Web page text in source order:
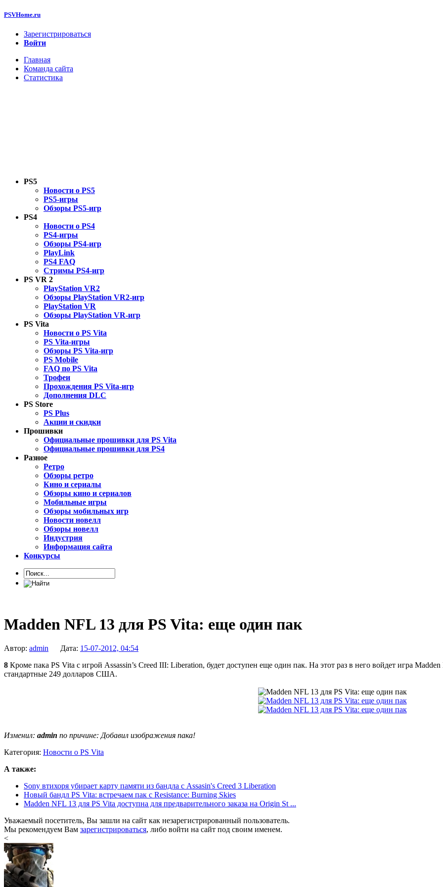
PSVHome.ru
Зарегистрироваться
Войти
Главная
Команда сайта
Статистика
PS5
Новости о PS5
PS5-игры
Обзоры PS5-игр
PS4
Новости о PS4
PS4-игры
Обзоры PS4-игр
PlayLink
PS4 FAQ
Стримы PS4-игр
PS VR 2
PlayStation VR2
Обзоры PlayStation VR2-игр
PlayStation VR
Обзоры PlayStation VR-игр
PS Vita
Новости о PS Vita
PS Vita-игры
Обзоры PS Vita-игр
PS Mobile
FAQ по PS Vita
Трофеи
Прохождения PS Vita-игр
Дополнения DLC
PS Store
PS Plus
Акции и скидки
Прошивки
Официальные прошивки для PS Vita
Официальные прошивки для PS4
Разное
Ретро
Обзоры ретро
Кино и сериалы
Обзоры кино и сериалов
Мобильные игры
Обзоры мобильных игр
Новости новелл
Обзоры новелл
Индустрия
Информация сайта
Конкурсы
Madden NFL 13 для PS Vita: еще один пак
Автор: admin Дата: 15-07-2012, 04:54
8 Кроме пака PS Vita с игрой Assassin’s Creed III: Liberation, будет доступен еще один пак. На этот раз в него войдет игра
стандартные 249 долларов США.
Изменил: admin по причине: Добавил изображения пака!
Категория: Новости о PS Vita
А также:
Sony втихоря убирает карту памяти из бандла с Assasin's Creed 3 Liberation
Новый бандл PS Vita: встречаем пак с Resistance: Burning Skies
Madden NFL 13 для PS Vita доступна для предварительного заказа на Origin St ...
Уважаемый посетитель, Вы зашли на сайт как незарегистрированный пользователь.
Мы рекомендуем Вам зарегистрироваться, либо войти на сайт под своим именем.
<